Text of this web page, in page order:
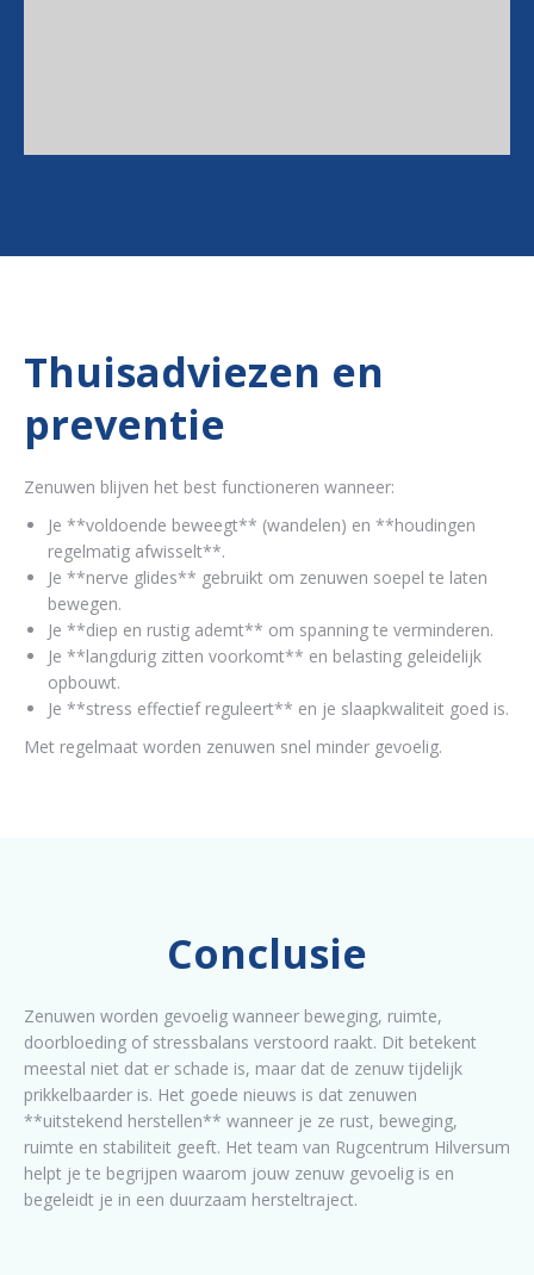
Thuisadviezen en
preventie
Zenuwen blijven het best functioneren wanneer:
Je **voldoende beweegt** (wandelen) en **houdingen
regelmatig afwisselt**.
Je **nerve glides** gebruikt om zenuwen soepel te laten
bewegen.
Je **diep en rustig ademt** om spanning te verminderen.
Je **langdurig zitten voorkomt** en belasting geleidelijk
opbouwt.
Je **stress effectief reguleert** en je slaapkwaliteit goed is.
Met regelmaat worden zenuwen snel minder gevoelig.
Conclusie
Zenuwen worden gevoelig wanneer beweging, ruimte,
doorbloeding of stressbalans verstoord raakt. Dit betekent
meestal niet dat er schade is, maar dat de zenuw tijdelijk
prikkelbaarder is. Het goede nieuws is dat zenuwen
**uitstekend herstellen** wanneer je ze rust, beweging,
ruimte en stabiliteit geeft. Het team van Rugcentrum Hilversum
helpt je te begrijpen waarom jouw zenuw gevoelig is en
begeleidt je in een duurzaam hersteltraject.